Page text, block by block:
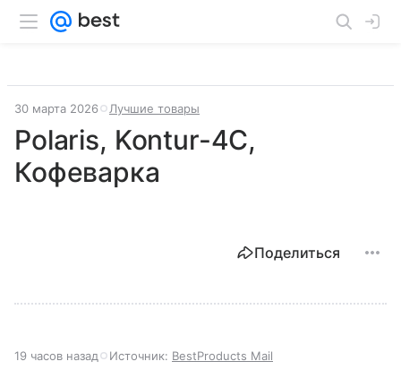
30 марта 2026 Лучшие товары
Polaris, Kontur-4C,
Кофеварка
Поделиться
19 часов назад Источник: BestProducts Mail